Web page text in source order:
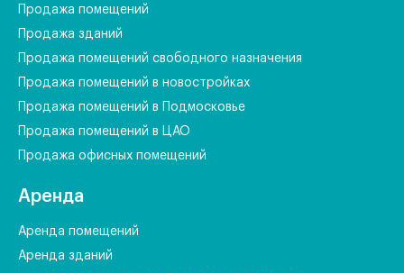
Продажа помещений
Продажа зданий
Продажа помещений свободного назначения
Продажа помещений в новостройках
Продажа помещений в Подмосковье
Продажа помещений в ЦАО
Продажа офисных помещений
Аренда
Аренда помещений
Аренда зданий